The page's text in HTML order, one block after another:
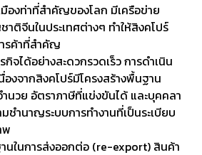
มืองท่าที่สำคัญของโลก มีเครือข่าย
ติจีนในประเทศต่างๆ ทำให้สิงคโปร์
รค้าที่สำคัญ
จได้อย่างสะดวกรวดเร็ว การดำเนิน
งจากสิงคโปร์มีโครงสร้างพื้นฐาน
ำนวย อัตราภาษีที่แข่งขันได้ และบุคคลา
ชำนาญระบบการทำงานที่เป็นระเบียบ
พ
านในการส่งออกต่อ (re-export) สินค้า